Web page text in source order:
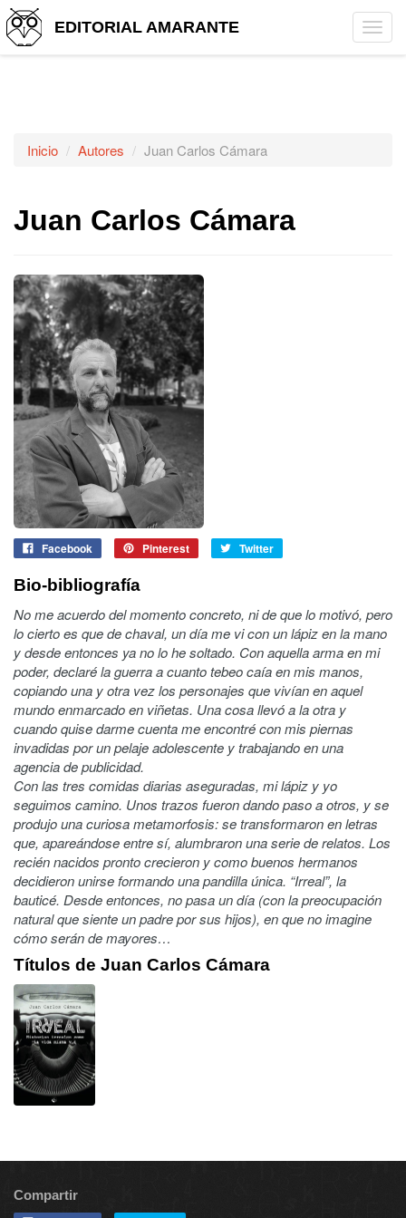
EDITORIAL AMARANTE
Inicio Autores Juan Carlos Cámara
Juan Carlos Cámara
Facebook Pinterest Twitter
Bio-bibliografía
No me acuerdo del momento concreto, ni de que lo motivó, pero
lo cierto es que de chaval, un día me vi con un lápiz en la mano
y desde entonces ya no lo he soltado. Con aquella arma en mi
poder, declaré la guerra a cuanto tebeo caía en mis manos,
copiando una y otra vez los personajes que vivían en aquel
mundo enmarcado en viñetas. Una cosa llevó a la otra y
cuando quise darme cuenta me encontré con mis piernas
invadidas por un pelaje adolescente y trabajando en una
agencia de publicidad.
Con las tres comidas diarias aseguradas, mi lápiz y yo
seguimos camino. Unos trazos fueron dando paso a otros, y se
produjo una curiosa metamorfosis: se transformaron en letras
que, apareándose entre sí, alumbraron una serie de relatos. Los
recién nacidos pronto crecieron y como buenos hermanos
decidieron unirse formando una pandilla única. “Irreal”, la
bauticé. Desde entonces, no pasa un día (con la preocupación
natural que siente un padre por sus hijos), en que no imagine
cómo serán de mayores…
Títulos de Juan Carlos Cámara
Compartir